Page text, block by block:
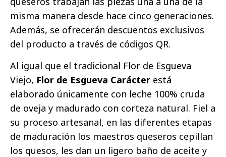
misma manera desde hace cinco generaciones.
Además, se ofrecerán descuentos exclusivos
del producto a través de códigos QR.
Al igual que el tradicional Flor de Esgueva
Viejo, Flor de Esgueva Carácter está
elaborado únicamente con leche 100% cruda
de oveja y madurado con corteza natural. Fiel a
su proceso artesanal, en las diferentes etapas
de maduración los maestros queseros cepillan
los quesos, les dan un ligero baño de aceite y